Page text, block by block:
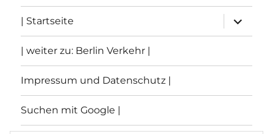
| Startseite
öffnen
| weiter zu: Berlin Verkehr |
Impressum und Datenschutz |
Suchen mit Google |